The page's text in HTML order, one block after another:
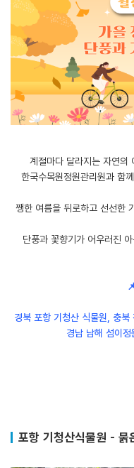
계절마다 달라지는 자연의
한국수목원정원관리원과 함
쨍한 여름을 뒤로하고 선선한
단풍과 꽃향기가 어우러진
경북 포항 기청산 식물원, 충북
경남 남해 섬이
포항 기청산식물원 - 붉